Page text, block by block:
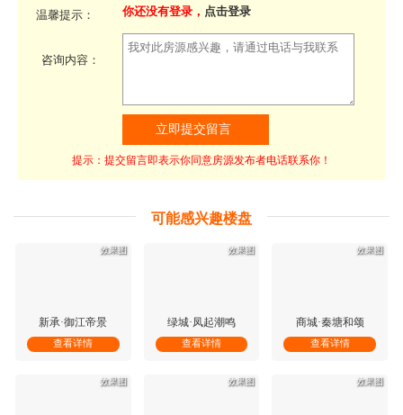
温馨提示： 你还没有登录， 点击登录
咨询内容：
提示：提交留言即表示你同意房源发布者电话联系你！
可能感兴趣楼盘
效果图
新承·御江帝景
查看详情
效果图
绿城·凤起潮鸣
查看详情
效果图
商城·秦塘和颂
查看详情
效果图 效果图 效果图